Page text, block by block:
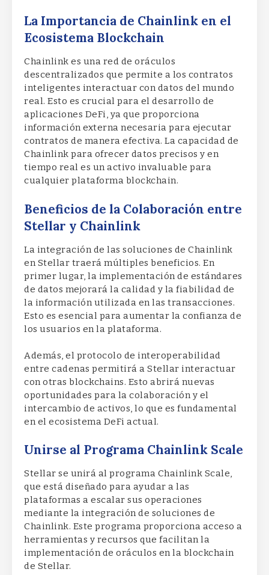
La Importancia de Chainlink en el
Ecosistema Blockchain
Chainlink es una red de oráculos
descentralizados que permite a los contratos
inteligentes interactuar con datos del mundo
real. Esto es crucial para el desarrollo de
aplicaciones DeFi, ya que proporciona
información externa necesaria para ejecutar
contratos de manera efectiva. La capacidad de
Chainlink para ofrecer datos precisos y en
tiempo real es un activo invaluable para
cualquier plataforma blockchain.
Beneficios de la Colaboración entre
Stellar y Chainlink
La integración de las soluciones de Chainlink
en Stellar traerá múltiples beneficios. En
primer lugar, la implementación de estándares
de datos mejorará la calidad y la fiabilidad de
la información utilizada en las transacciones.
Esto es esencial para aumentar la confianza de
los usuarios en la plataforma.
Además, el protocolo de interoperabilidad
entre cadenas permitirá a Stellar interactuar
con otras blockchains. Esto abrirá nuevas
oportunidades para la colaboración y el
intercambio de activos, lo que es fundamental
en el ecosistema DeFi actual.
Unirse al Programa Chainlink Scale
Stellar se unirá al programa Chainlink Scale,
que está diseñado para ayudar a las
plataformas a escalar sus operaciones
mediante la integración de soluciones de
Chainlink. Este programa proporciona acceso a
herramientas y recursos que facilitan la
implementación de oráculos en la blockchain
de Stellar.